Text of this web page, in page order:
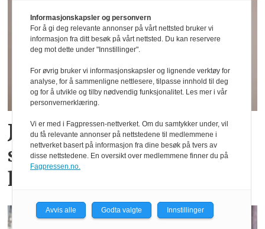
Johan jobbet som B2B-
selger i Midtøsten: – En
helt annen tilnærming
Informasjonskapsler og personvern
For å gi deg relevante annonser på vårt nettsted bruker vi
informasjon fra ditt besøk på vårt nettsted. Du kan reservere
deg mot dette under "Innstillinger".
For øvrig bruker vi informasjonskapsler og lignende verktøy for
analyse, for å sammenligne nettlesere, tilpasse innhold til deg
og for å utvikle og tilby nødvendig funksjonalitet. Les mer i vår
personvernerklæring.
Vi er med i Fagpressen-nettverket. Om du samtykker under, vil
du få relevante annonser på nettstedene til medlemmene i
nettverket basert på informasjon fra dine besøk på tvers av
disse nettstedene. En oversikt over medlemmene finner du på
Fagpressen.no.
Avvis alle Godta valgte Innstillinger